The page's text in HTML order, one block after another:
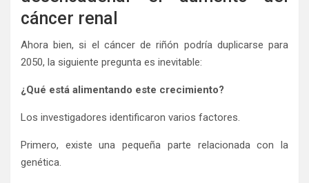
cáncer renal
Ahora bien, si el cáncer de riñón podría duplicarse para
2050, la siguiente pregunta es inevitable:
¿Qué está alimentando este crecimiento?
Los investigadores identificaron varios factores.
Primero, existe una pequeña parte relacionada con la
genética.